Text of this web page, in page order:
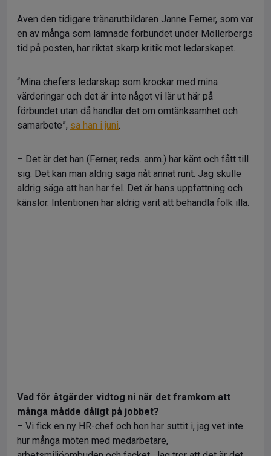
Även den tidigare tränarutbildaren Janne Ferner, som var
en av många som lämnade förbundet under Möllerbergs
tid på posten, har riktat skarp kritik mot ledarskapet.
“Mina chefers ledarskap som krockar med mina
värderingar och det är inte något vi lär ut här på
förbundet utan då handlar det om omtänksamhet och
samarbete”, sa han i juni.
– Det är det han (Ferner, reds. anm.) har känt och fått till
sig. Det kan man aldrig säga nåt annat runt. Jag skulle
aldrig säga att han har fel. Det är hans uppfattning och
känslor. Intentionen har aldrig varit att behandla folk illa.
Vad för åtgärder vidtog ni när det framkom att
många mådde dåligt på jobbet?
– Vi fick en ny HR-chef och hon har suttit i, jag vet inte
hur många möten med medarbetare,